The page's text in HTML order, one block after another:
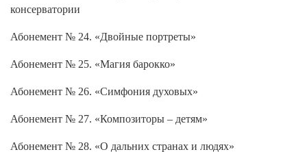
консерватории
Абонемент № 24. «Двойные портреты»
Абонемент № 25. «Магия барокко»
Абонемент № 26. «Симфония духовых»
Абонемент № 27. «Композиторы – детям»
Абонемент № 28. «О дальних странах и людях»